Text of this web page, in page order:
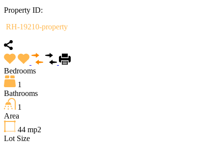
Property ID:
RH-19210-property
Bedrooms
1
Bathrooms
1
Area
44 mp2
Lot Size